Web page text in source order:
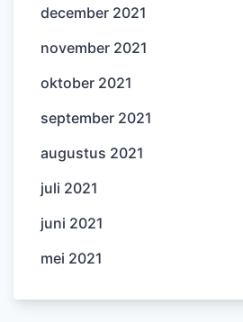
december 2021
november 2021
oktober 2021
september 2021
augustus 2021
juli 2021
juni 2021
mei 2021